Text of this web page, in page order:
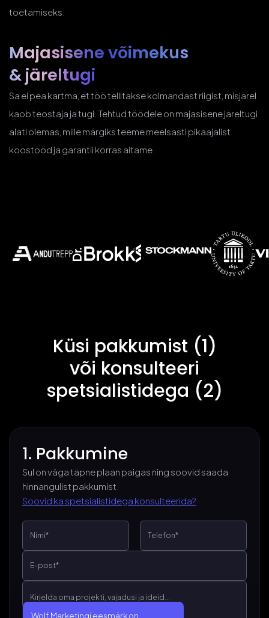
Teenused
Agentuurist
Küsi pakkumist
toetamiseks.
Majasisene võimekus
& järeltugi
Sa ei pea kartma, et töö tellitakse kolmandast riigist, misjärel
kaob teostaja ja tugi. Tehtud töödele on majasisene järeltugi
alati olemas, mille märgiks teeme meelsasti pikaajalist
koostööd ja garantii korras aitame.
Küsi pakkumist (1)
või konsulteeri
spetsialistidega (2)
1. Pakkumine
Sul on väga täpne plaan paigas ning soovid saada
hinnangulist pakkumist.
Soovid ka spetsialistidega konsulteerida?
Wolf Marketingi eesmärk on